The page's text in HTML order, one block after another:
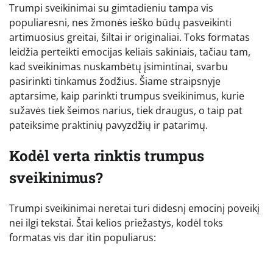
Trumpi sveikinimai su gimtadieniu tampa vis
populiaresni, nes žmonės ieško būdų pasveikinti
artimuosius greitai, šiltai ir originaliai. Toks formatas
leidžia perteikti emocijas keliais sakiniais, tačiau tam,
kad sveikinimas nuskambėtų įsimintinai, svarbu
pasirinkti tinkamus žodžius. Šiame straipsnyje
aptarsime, kaip parinkti trumpus sveikinimus, kurie
sužavės tiek šeimos narius, tiek draugus, o taip pat
pateiksime praktinių pavyzdžių ir patarimų.
Kodėl verta rinktis trumpus
sveikinimus?
Trumpi sveikinimai neretai turi didesnį emocinį poveikį
nei ilgi tekstai. Štai kelios priežastys, kodėl toks
formatas vis dar itin populiarus: